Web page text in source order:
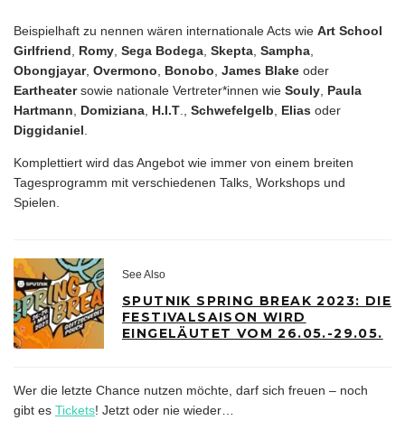
Beispielhaft zu nennen wären internationale Acts wie Art School
Girlfriend, Romy, Sega Bodega, Skepta, Sampha,
Obongjayar, Overmono, Bonobo, James Blake oder
Eartheatersowie nationale Vertreter*innen wie Souly, Paula
Hartmann, Domiziana, H.I.T., Schwefelgelb, Elias oder
Diggidaniel.
Komplettiert wird das Angebot wie immer von einem breiten
Tagesprogramm mit verschiedenen Talks, Workshops und
Spielen.
See Also
SPUTNIK SPRING BREAK 2023: DIE
FESTIVALSAISON WIRD
EINGELÄUTET VOM 26.05.-29.05.
Wer die letzte Chance nutzen möchte, darf sich freuen – noch
gibt es Tickets! Jetzt oder nie wieder…